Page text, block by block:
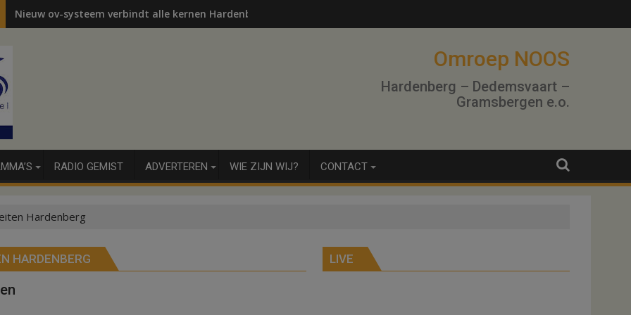
Nieuw ov-systeem verbindt alle kernen Hardenberg
Omroep NOOS
Hardenberg – Dedemsvaart –
Gramsbergen e.o.
RADIO GEMIST ADVERTEREN WIE ZIJN WIJ? CONTACT
Hardenberg
HARDENBERG LIVE